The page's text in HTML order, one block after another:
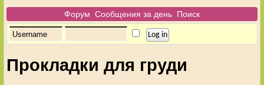
Форум Сообщения за день Поиск
Прокладки для груди